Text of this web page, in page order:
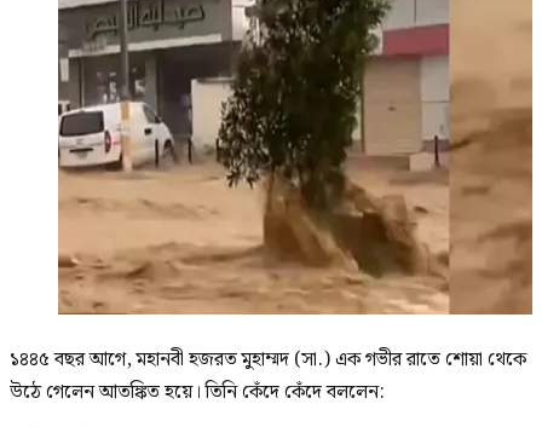
১৪৪৫ বছর আগে, মহানবী হজরত মুহাম্মদ (সা.) এক গভীর রাতে শোয়া থেকে
উঠে গেলেন আতঙ্কিত হয়ে। তিনি কেঁদে কেঁদে বললেন: